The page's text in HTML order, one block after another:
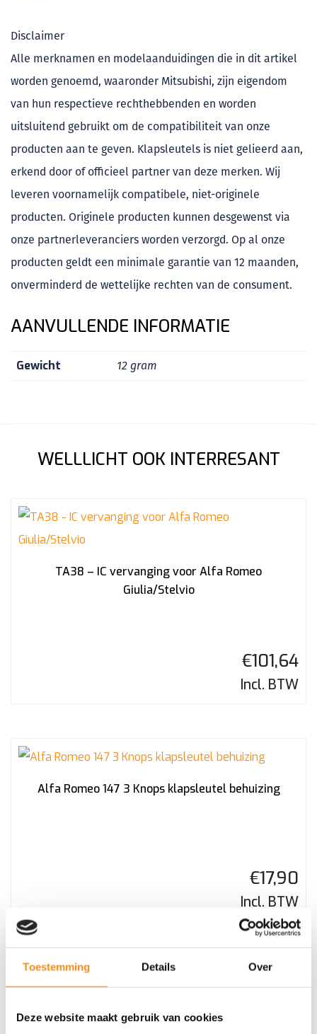
Toestemming Details Over
Deze website maakt gebruik van cookies
Disclaimer
Alle merknamen en modelaanduidingen die in dit artikel
worden genoemd, waaronder Mitsubishi, zijn eigendom
van hun respectieve rechthebbenden en worden
uitsluitend gebruikt om de compatibiliteit van onze
producten aan te geven. Klapsleutels is niet gelieerd aan,
erkend door of officieel partner van deze merken. Wij
leveren voornamelijk compatibele, niet-originele
producten. Originele producten kunnen desgewenst via
onze partnerleveranciers worden verzorgd. Op al onze
producten geldt een minimale garantie van 12 maanden,
onverminderd de wettelijke rechten van de consument.
AANVULLENDE INFORMATIE
Gewicht 12 gram
WELLLICHT OOK INTERRESANT
TA38 – IC vervanging voor Alfa Romeo
Giulia/Stelvio
€101,64
Incl. BTW
Alfa Romeo 147 3 Knops klapsleutel behuizing
€17,90
Incl. BTW